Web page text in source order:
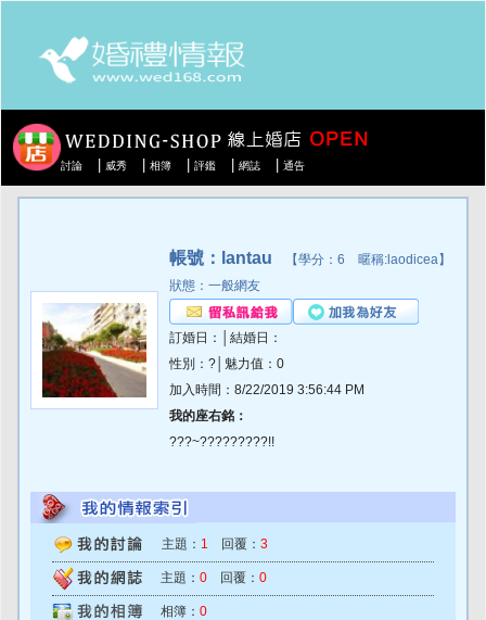
討論 威秀 相簿 評鑑 網誌 通告
帳號：lantau 【學分：6 暱稱:laodicea】
狀態：一般網友
訂婚日：│結婚日：
性別：?│魅力值：0
加入時間：8/22/2019 3:56:44 PM
我的座右銘：
???~?????????!!
主題： 1 回覆： 3
主題： 0 回覆： 0
相簿： 0